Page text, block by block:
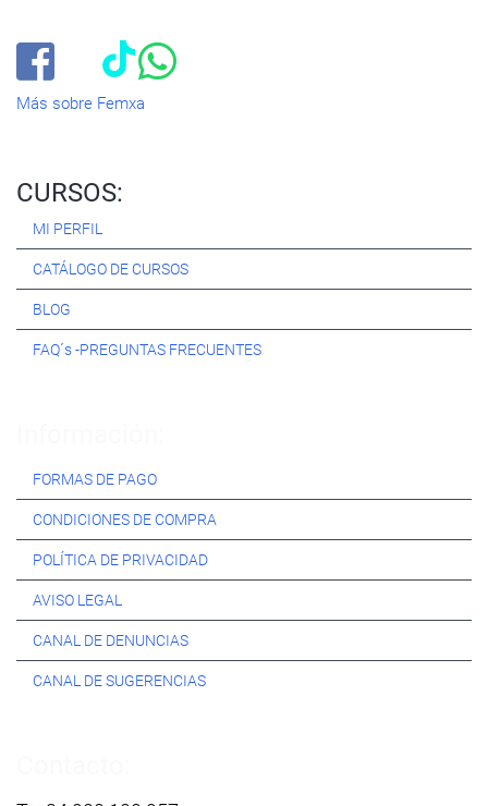
Más sobre Femxa
CURSOS:
MI PERFIL
CATÁLOGO DE CURSOS
BLOG
FAQ´s -PREGUNTAS FRECUENTES
FORMAS DE PAGO
CONDICIONES DE COMPRA
POLÍTICA DE PRIVACIDAD
AVISO LEGAL
CANAL DE DENUNCIAS
CANAL DE SUGERENCIAS